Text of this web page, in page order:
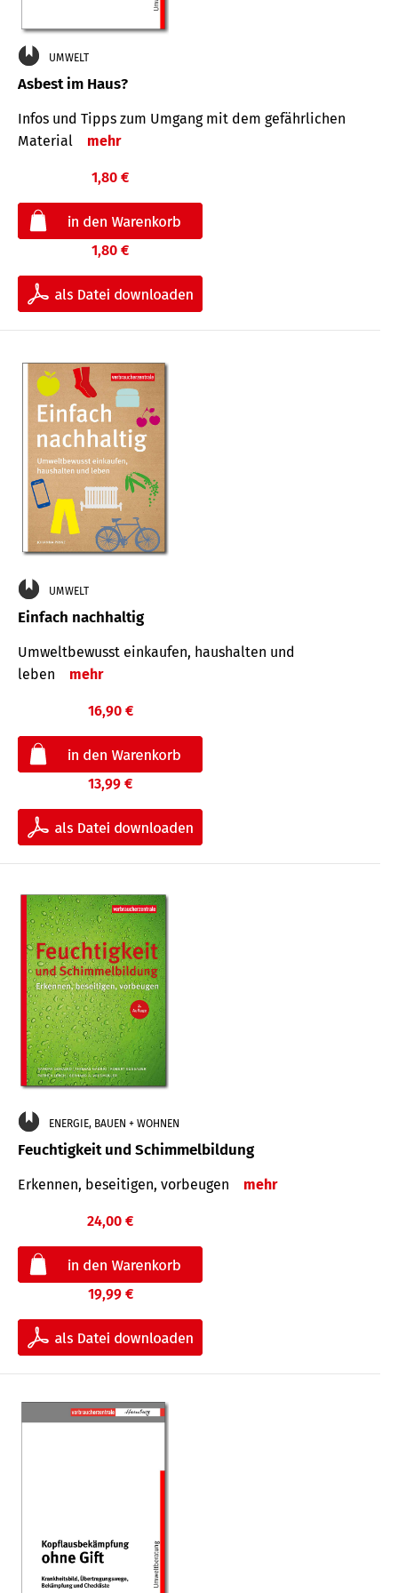
UMWELT
Asbest im Haus?
Infos und Tipps zum Um­gang mit dem ge­fähr­lichen
Mate­rial
mehr
1,80 €
1,80 €
UMWELT
Einfach nachhaltig
Umweltbewusst einkaufen, haushalten und
leben
mehr
16,90 €
13,99 €
ENERGIE, BAUEN + WOHNEN
Feuchtigkeit und Schimmelbildung
Erkennen, beseitigen, vorbeugen mehr
24,00 €
19,99 €